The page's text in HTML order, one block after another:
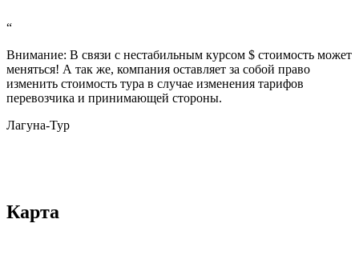
“
Внимание: В связи с нестабильным курсом $ стоимость может
меняться! А так же, компания оставляет за собой право
изменить стоимость тура в случае изменения тарифов
перевозчика и принимающей стороны.
Лагуна-Тур
Карта